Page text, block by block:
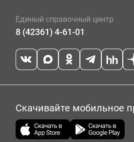
Единый справочный центр
8 (42361) 4-61-01
Скачивайте мобильное